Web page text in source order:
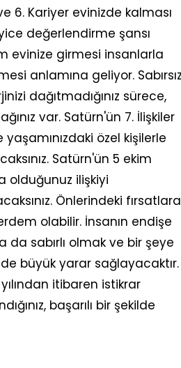
6. Kariyer evinizde kalması
değerlendirme şansı
evinize girmesi insanlarla
anlamına geliyor. Sabırsız
dağıtmadığınız sürece,
var. Satürn'ün 7. İlişkiler
özel kişilerle
Satürn'ün 5 ekim
olduğunuz ilişkiyi
Önlerindeki fırsatlara
olabilir. İnsanın endişe
da sabırlı olmak ve bir şeye
büyük yarar sağlayacaktır.
itibaren istikrar
başarılı bir şekilde